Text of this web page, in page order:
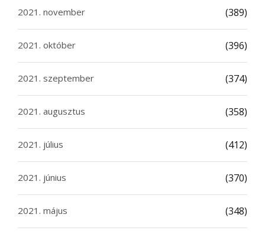
2021. november (389)
2021. október (396)
2021. szeptember (374)
2021. augusztus (358)
2021. július (412)
2021. június (370)
2021. május (348)